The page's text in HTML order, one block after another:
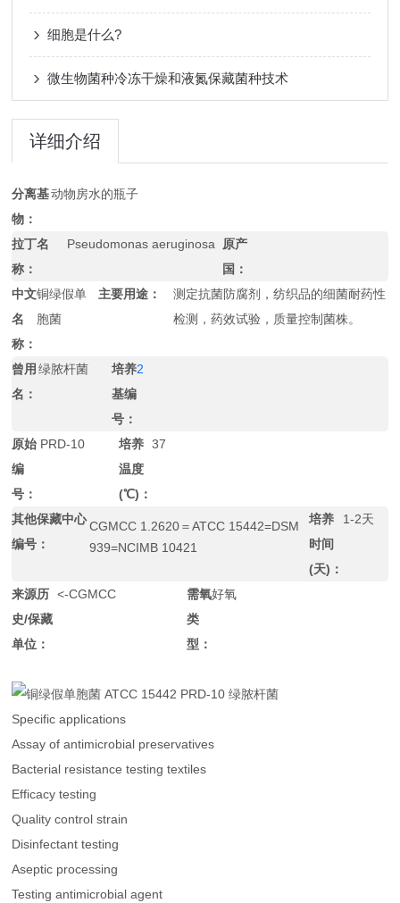
细胞是什么?
微生物菌种冷冻干燥和液氮保藏菌种技术
详细介绍
分离基
物：
动物房水的瓶子
拉丁名
称：
Pseudomonas aeruginosa
原产
国：
中文
名
称：
铜绿假单
胞菌
主要用途：
测定抗菌防腐剂，纺织品的细菌耐药性
检测，药效试验，质量控制菌株。
曾用
名：
绿脓杆菌
培养
基编
号：
2
原始
编
号：
PRD-10
培养
温度
(℃)：
37
其他保藏中心
编号：
CGMCC 1.2620＝ATCC 15442=DSM
939=NCIMB 10421
培养
时间
(天)：
1-2天
来源历
史/保藏
单位：
<-CGMCC
需氧
类
型：
好氧
Specific applications
Assay of antimicrobial preservatives
Bacterial resistance testing textiles
Efficacy testing
Quality control strain
Disinfectant testing
Aseptic processing
Testing antimicrobial agent